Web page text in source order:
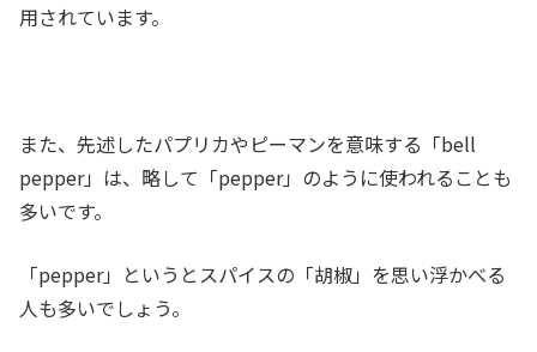
用されています。
また、先述したパプリカやピーマンを意味する「bell
pepper」は、略して「pepper」のように使われることも
多いです。
「pepper」というとスパイスの「胡椒」を思い浮かべる
人も多いでしょう。